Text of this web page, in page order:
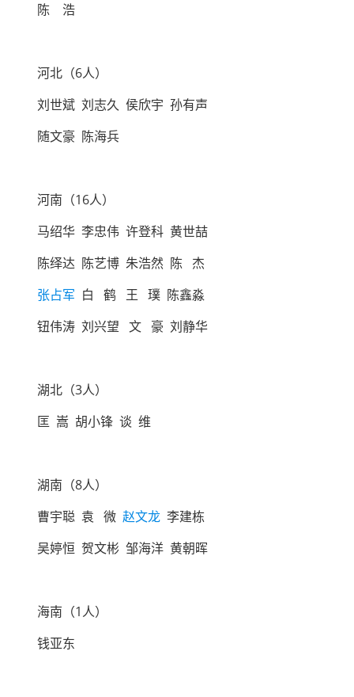
陈 浩
河北（6人）
刘世斌 刘志久 侯欣宇 孙有声
随文豪 陈海兵
河南（16人）
马绍华 李忠伟 许登科 黄世喆
陈绎达 陈艺博 朱浩然 陈 杰
张占军 白 鹤 王 璞 陈鑫淼
钮伟涛 刘兴望 文 豪 刘静华
湖北（3人）
匡 嵩 胡小锋 谈 维
湖南（8人）
曹宇聪 袁 微 赵文龙 李建栋
吴婷恒 贺文彬 邹海洋 黄朝晖
海南（1人）
钱亚东